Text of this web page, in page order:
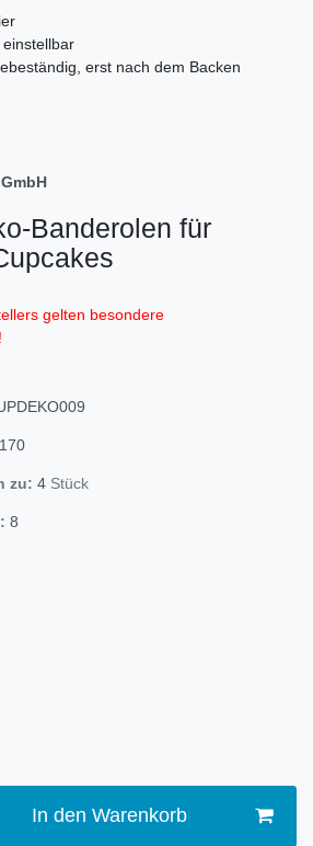
erst nach dem Backen
Banderolen für
gelten besondere
!
zu: 4 Stück
8
In den Warenkorb